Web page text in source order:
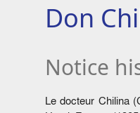
Don
Notice
Le docteur Chilina